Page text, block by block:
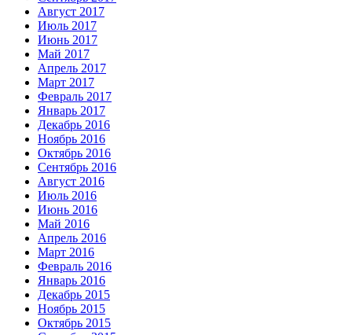
Август 2017
Июль 2017
Июнь 2017
Май 2017
Апрель 2017
Март 2017
Февраль 2017
Январь 2017
Декабрь 2016
Ноябрь 2016
Октябрь 2016
Сентябрь 2016
Август 2016
Июль 2016
Июнь 2016
Май 2016
Апрель 2016
Март 2016
Февраль 2016
Январь 2016
Декабрь 2015
Ноябрь 2015
Октябрь 2015